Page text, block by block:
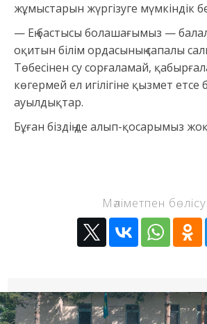
жұмыстарын жүргізуге мүмкіндік
— Ең бастысы болашағымыз —
оқитын білім ордасының сапалы
Төбесінен су сорғаламай,
көгермей ел игілігіне қызмет
ауылдықтар.
Бұған біздің де алып-қосарымыз
Мәліметпен бөлісу: